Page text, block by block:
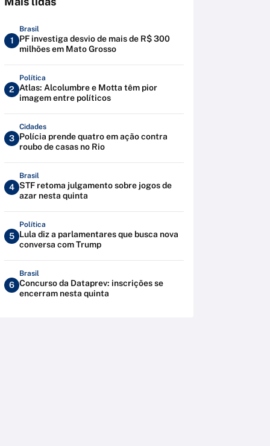
1
Brasil
PF investiga desvio de mais de R$ 300
milhões em Mato Grosso
2
Política
Atlas: Alcolumbre e Motta têm pior
imagem entre políticos
3
Cidades
Polícia prende quatro em ação contra
roubo de casas no Rio
4
Brasil
STF retoma julgamento sobre jogos de
azar nesta quinta
5
Política
Lula diz a parlamentares que busca nova
conversa com Trump
6
Brasil
Concurso da Dataprev: inscrições se
encerram nesta quinta